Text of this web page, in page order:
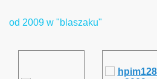
od 2009 w "blaszaku"